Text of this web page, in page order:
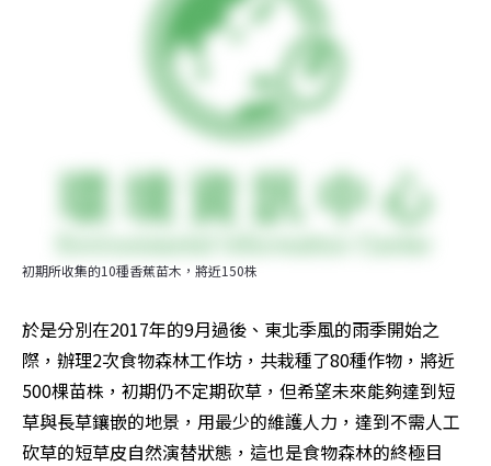
初期所收集的10種香蕉苗木，將近150株
於是分別在2017年的9月過後、東北季風的雨季開始之
際，辦理2次食物森林工作坊，共栽種了80種作物，將近
500棵苗株，初期仍不定期砍草，但希望未來能夠達到短
草與長草鑲嵌的地景，用最少的維護人力，達到不需人工
砍草的短草皮自然演替狀態，這也是食物森林的終極目